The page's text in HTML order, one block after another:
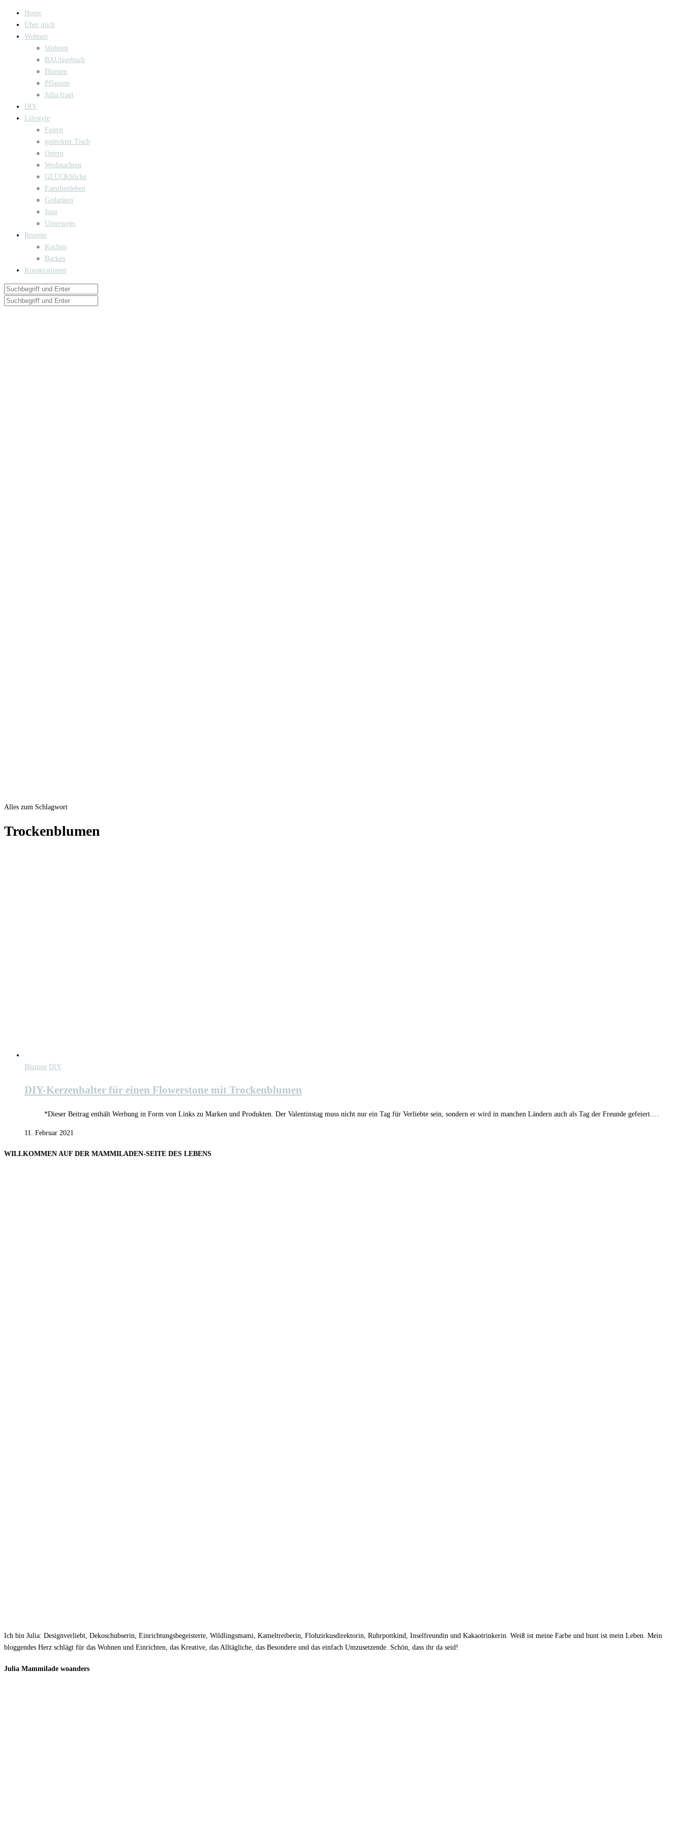
Home
Über mich
Wohnen
Wohnen
BAUtagebuch
Blumen
Pflanzen
Julia fragt
DIY
Lifestyle
Feiern
gedeckter Tisch
Ostern
Weihnachten
GLÜCKblicke
Familienleben
Gedanken
Juist
Unterwegs
Rezepte
Kochen
Backen
Kooperationen
Alles zum Schlagwort
Trockenblumen
Blumen DIY
DIY-Kerzenhalter für einen Flowerstone mit Trockenblumen
*Dieser Beitrag enthält Werbung in Form von Links zu Marken und Produkten. Der Valentinstag muss nicht nur ein Tag für Verliebte sein, sondern er wird in manchen Ländern auch als Tag der Freunde gefeiert.…
11. Februar 2021
WILLKOMMEN AUF DER MAMMILADEN-SEITE DES LEBENS
Ich bin Julia: Designverliebt, Dekoschubserin, Einrichtungsbegeisterte, Wildlingsmami, Kameltreiberin, Flohzirkusdirektorin, Ruhrpottkind, Inselfreundin und Kakaotrinkerin. Weiß ist meine Farbe und bunt ist mein Leben. Mein
bloggendes Herz schlägt für das Wohnen und Einrichten, das Kreative, das Alltägliche, das Besondere und das einfach Umzusetzende. Schön, dass ihr da seid!
Julia Mammilade woanders